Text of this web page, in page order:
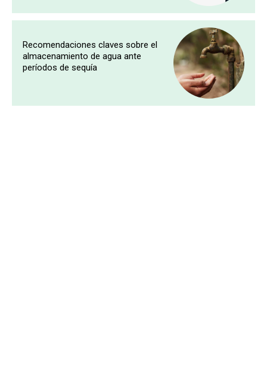
Recomendaciones claves sobre el
almacenamiento de agua ante
períodos de sequía